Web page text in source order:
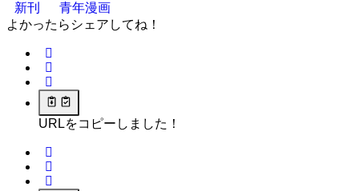
新刊
青年漫画
よかったらシェアしてね！
URLをコピーしました！